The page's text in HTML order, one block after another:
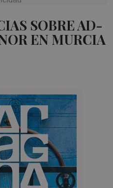
SOBRE AD-
EN MURCIA